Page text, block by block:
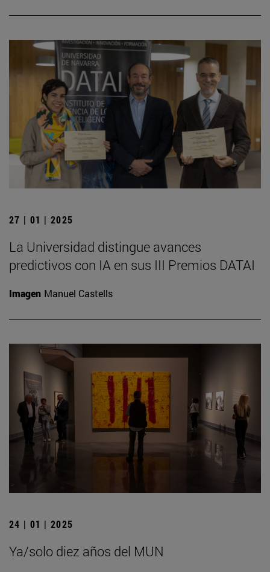
27 | 01 | 2025
La Universidad distingue avances
predictivos con IA en sus III Premios DATAI
Imagen Manuel Castells
24 | 01 | 2025
Ya/solo diez años del MUN